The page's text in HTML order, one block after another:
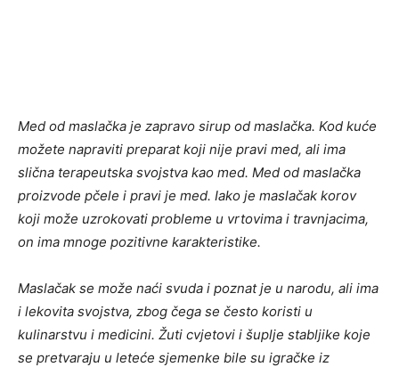
Med od maslačka je zapravo sirup od maslačka. Kod kuće
možete napraviti preparat koji nije pravi med, ali ima
slična terapeutska svojstva kao med. Med od maslačka
proizvode pčele i pravi je med. Iako je maslačak korov
koji može uzrokovati probleme u vrtovima i travnjacima,
on ima mnoge pozitivne karakteristike.
Maslačak se može naći svuda i poznat je u narodu, ali ima
i lekovita svojstva, zbog čega se često koristi u
kulinarstvu i medicini. Žuti cvjetovi i šuplje stabljike koje
se pretvaraju u leteće sjemenke bile su igračke iz